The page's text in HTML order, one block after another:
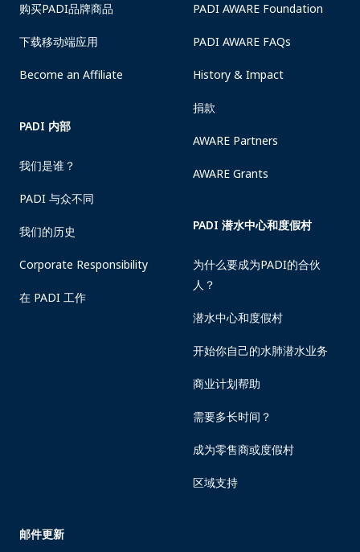
购买PADI品牌商品
下载移动端应用
Become an Affiliate
PADI 内部
我们是谁？
PADI 与众不同
我们的历史
Corporate Responsibility
在 PADI 工作
PADI AWARE Foundation
PADI AWARE FAQs
History & Impact
捐款
AWARE Partners
AWARE Grants
PADI 潜水中心和度假村
为什么要成为PADI的合伙
人？
潜水中心和度假村
开始你自己的水肺潜水业务
商业计划帮助
需要多长时间？
成为零售商或度假村
区域支持
邮件更新